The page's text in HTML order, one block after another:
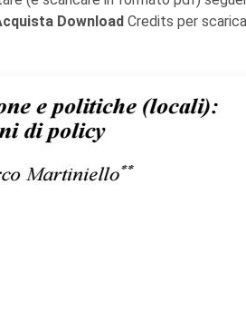
Download Credits per